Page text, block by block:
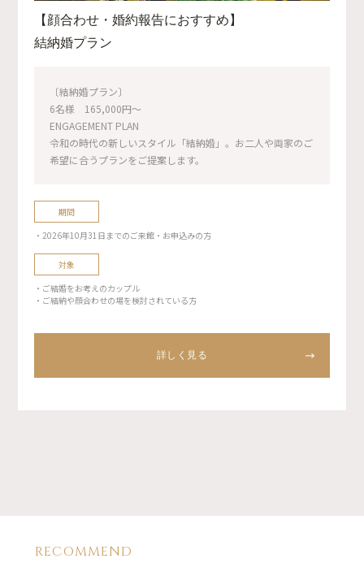
【顔合わせ・婚約報告におすすめ】
結納婚プラン
〔結納婚プラン〕
6名様 165,000円〜
ENGAGEMENT PLAN
令和の時代の新しいスタイル「結納婚」。お二人や両家のご
希望に合うプランをご提案します。
期間
・2026年10月31日までのご来館・お申込みの方
対象
・ご結婚をお考えのカップル
・ご結納や顔合わせの場を検討されている方
詳しく見る
RECOMMEND